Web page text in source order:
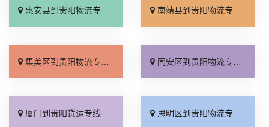
惠安县到贵阳物流专线_随叫随到「专业调车」 南靖县到贵阳物流专线_直通专线「直达不中转」
集美区到贵阳物流专线_上门取件「专线直达」 同安区到贵阳物流专线_全境配送「无需中转」
厦门到贵阳货运专线-厦门到贵阳物流公司_收费介绍「快运直达」 思明区到贵阳物流专线_运费多少「实时反馈」